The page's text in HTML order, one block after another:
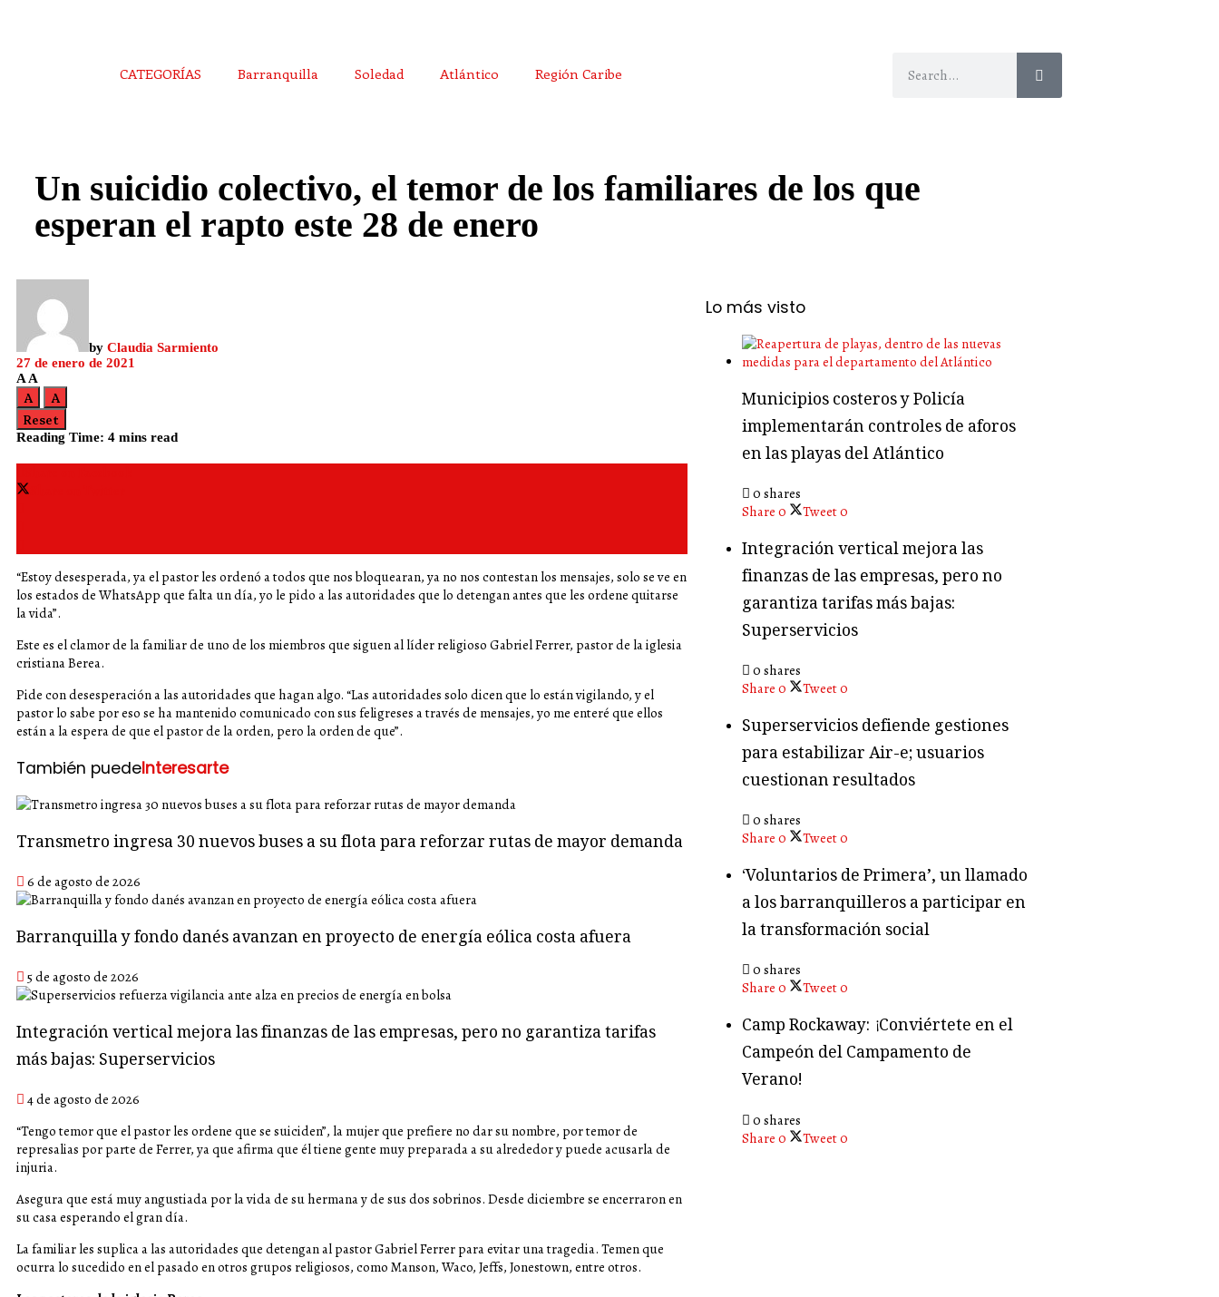
CATEGORÍAS Barranquilla Soledad Atlántico Región Caribe
Un suicidio colectivo, el temor de los familiares de los que
esperan el rapto este 28 de enero
by Claudia Sarmiento
27 de enero de 2021
A A
A
A
Reset
Reading Time: 4 mins read
“Estoy desesperada, ya el pastor les ordenó a todos que nos bloquearan, ya no nos contestan los mensajes, solo se ve en
los estados de WhatsApp que falta un día, yo le pido a las autoridades que lo detengan antes que les ordene quitarse
la vida”.
Este es el clamor de la familiar de uno de los miembros que siguen al líder religioso Gabriel Ferrer, pastor de la iglesia
cristiana Berea.
Pide con desesperación a las autoridades que hagan algo. “Las autoridades solo dicen que lo están vigilando, y el
pastor lo sabe por eso se ha mantenido comunicado con sus feligreses a través de mensajes, yo me enteré que ellos
están a la espera de que el pastor de la orden, pero la orden de que”.
También puedeInteresarte
Transmetro ingresa 30 nuevos buses a su flota para reforzar rutas de mayor demanda
6 de agosto de 2026
Barranquilla y fondo danés avanzan en proyecto de energía eólica costa afuera
5 de agosto de 2026
Integración vertical mejora las finanzas de las empresas, pero no garantiza tarifas
más bajas: Superservicios
4 de agosto de 2026
“Tengo temor que el pastor les ordene que se suiciden”, la mujer que prefiere no dar su nombre, por temor de
represalias por parte de Ferrer, ya que afirma que él tiene gente muy preparada a su alrededor y puede acusarla de
injuria.
Asegura que está muy angustiada por la vida de su hermana y de sus dos sobrinos. Desde diciembre se encerraron en
su casa esperando el gran día.
La familiar les suplica a las autoridades que detengan al pastor Gabriel Ferrer para evitar una tragedia. Temen que
ocurra lo sucedido en el pasado en otros grupos religiosos, como Manson, Waco, Jeffs, Jonestown, entre otros.
Lo más visto
Municipios costeros y Policía
implementarán controles de aforos
en las playas del Atlántico
0 shares
Share 0 Tweet0
Integración vertical mejora las
finanzas de las empresas, pero no
garantiza tarifas más bajas:
Superservicios
0 shares
Share 0 Tweet0
Superservicios defiende gestiones
para estabilizar Air-e; usuarios
cuestionan resultados
0 shares
Share 0 Tweet0
‘Voluntarios de Primera’, un llamado
a los barranquilleros a participar en
la transformación social
0 shares
Share 0 Tweet0
Camp Rockaway: ¡Conviértete en el
Campeón del Campamento de
Verano!
0 shares
Share 0 Tweet0